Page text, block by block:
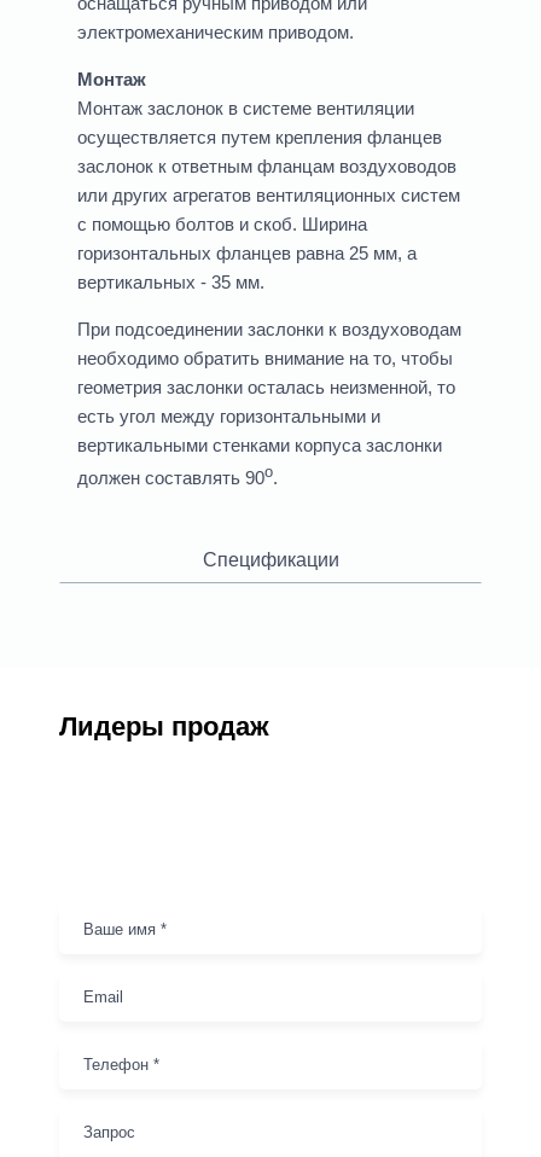
электромеханическим приводом.
Монтаж
Монтаж заслонок в системе вентиляции
осуществляется путем крепления фланцев
заслонок к ответным фланцам воздуховодов
или других агрегатов вентиляционных систем
с помощью болтов и скоб. Ширина
горизонтальных фланцев равна 25 мм, а
вертикальных - 35 мм.
При подсоединении заслонки к воздуховодам
необходимо обратить внимание на то, чтобы
геометрия заслонки осталась неизменной, то
есть угол между горизонтальными и
вертикальными стенками корпуса заслонки
должен составлять 90о.
Спецификации
Лидеры продаж